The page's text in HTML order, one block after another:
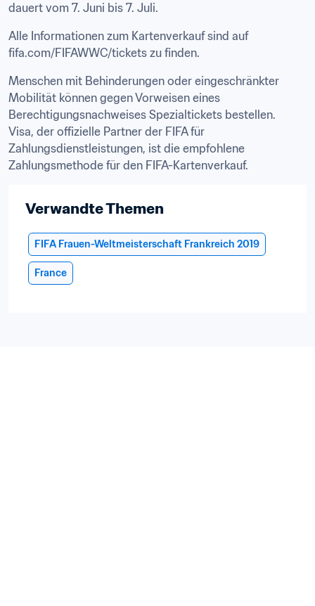
dauert vom 7. Juni bis 7. Juli.
Alle Informationen zum Kartenverkauf sind auf
fifa.com/FIFAWWC/tickets zu finden.
Menschen mit Behinderungen oder eingeschränkter
Mobilität können gegen Vorweisen eines
Berechtigungsnachweises Spezialtickets bestellen.
Visa, der offizielle Partner der FIFA für
Zahlungsdienstleistungen, ist die empfohlene
Zahlungsmethode für den FIFA-Kartenverkauf.
Verwandte Themen
FIFA Frauen-Weltmeisterschaft Frankreich 2019
France